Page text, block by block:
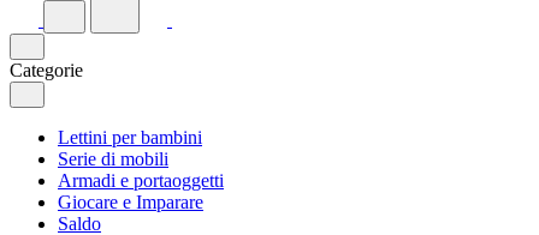
Categorie
Lettini per bambini
Serie di mobili
Armadi e portaoggetti
Giocare e Imparare
Saldo